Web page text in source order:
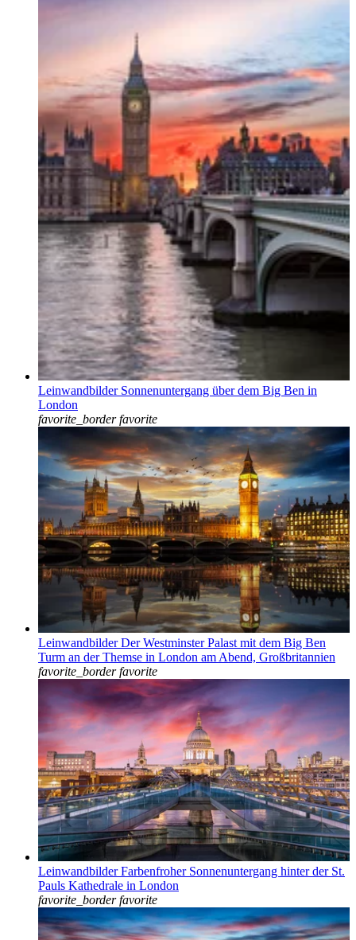
Leinwandbilder Sonnenuntergang über dem Big Ben in
London
favorite_border favorite
Leinwandbilder Der Westminster Palast mit dem Big Ben
Turm an der Themse in London am Abend, Großbritannien
favorite_border favorite
Leinwandbilder Farbenfroher Sonnenuntergang hinter der St.
Pauls Kathedrale in London
favorite_border favorite